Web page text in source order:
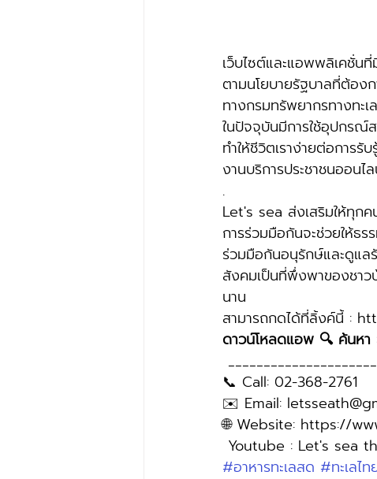
เว็บไซต์และแอพพลิเคชั่นที่
ตามนโยบายรัฐบาลที่ต้อง
ทางกรมทรัพยากรทางทะ
ในปัจจุบันมีการใช้อุปกรณ์
ทำให้ชีวิตเราง่ายต่อการ
งานบริการประชาชนออน
.
Let's sea ส่งเสริมให้ทุกค
การร่วมมือกันจะช่วยให้ธ
ร่วมมือกันอนุรักษ์และดูแล
สังคมเป็นที่พึ่งพาของชาว
นาน
สามารถกดได้ที่ลิ้งค์นี้ :
ดาวน์โหลดแอพ 🔍 ค้นหา
📞 Call: 02-368-2761
✉️ Email:
🌐 Website: https://
Youtube : Let's sea
#อาหารทะเลสด #ทะเลไท